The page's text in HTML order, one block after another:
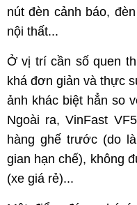
nút đèn cảnh báo,
nội thất...
Ở vị trí cần số quen
khá đơn giản và thực
ảnh khác biệt hẳn so
Ngoài ra, VinFast
hàng ghế trước (do
gian hạn chế), không
(xe giá rẻ)...